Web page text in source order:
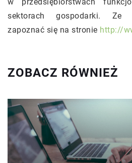
sektorach gospodarki. Ze
zapoznać się na stronie http://
ZOBACZ RÓWNIEŻ